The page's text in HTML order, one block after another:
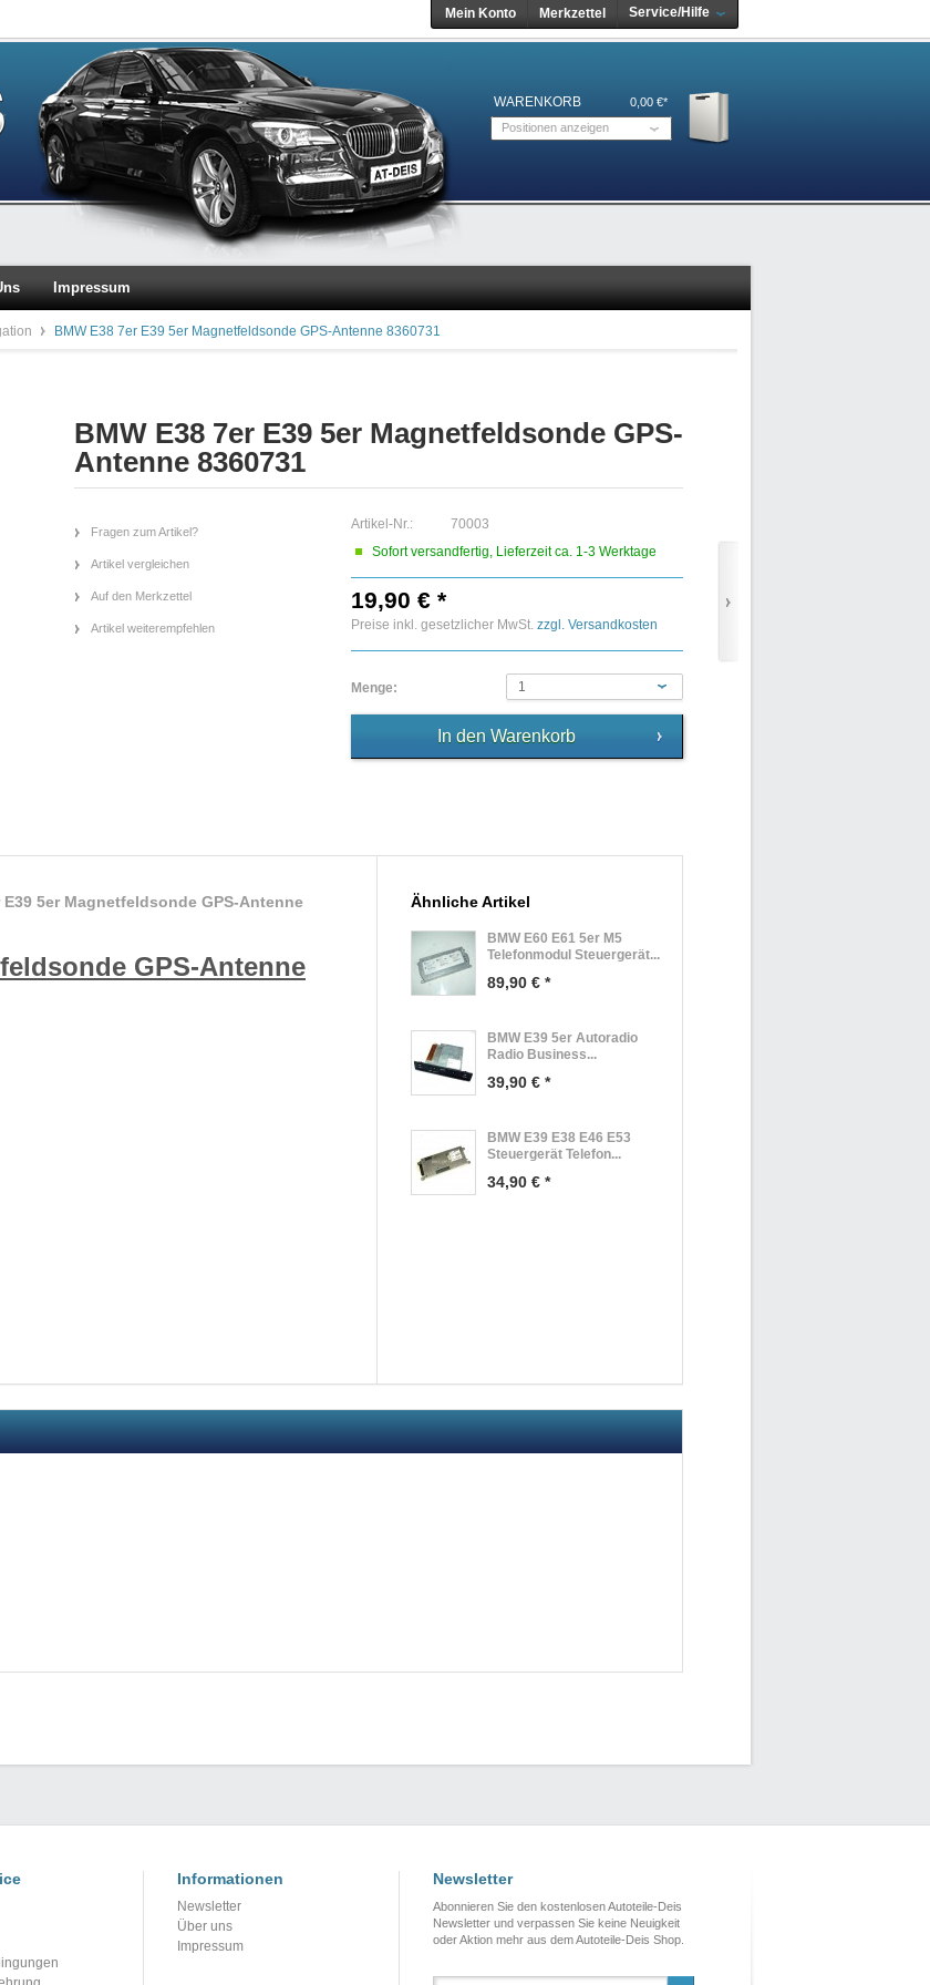
Mein Konto Merkzettel Service/Hilfe
WARENKORB
0,00 €*
Positionen anzeigen
Impressum
BMW E38 7er E39 5er Magnetfeldsonde GPS-Antenne 8360731
BMW E38 7er E39 5er Magnetfeldsonde GPS-
Antenne 8360731
Fragen zum Artikel?
Artikel vergleichen
Auf den Merkzettel
Artikel weiterempfehlen
Artikel-Nr.:
70003
Sofort versandfertig, Lieferzeit ca. 1-3 Werktage
19,90 € *
Preise inkl. gesetzlicher MwSt. zzgl. Versandkosten
Menge: 1
5er Magnetfeldsonde GPS-Antenne
GPS-Antenne
Ähnliche Artikel
BMW E60 E61 5er M5
Telefonmodul Steuergerät...
89,90 € *
BMW E39 5er Autoradio
Radio Business...
39,90 € *
BMW E39 E38 E46 E53
Steuergerät Telefon...
34,90 € *
Informationen
Newsletter
Über uns
Impressum
Newsletter
Abonnieren Sie den kostenlosen Autoteile-Deis
Newsletter und verpassen Sie keine Neuigkeit
oder Aktion mehr aus dem Autoteile-Deis Shop.